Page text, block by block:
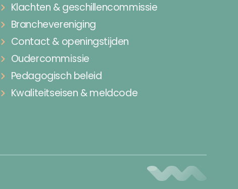
Klachten & geschillencommissie
Branchevereniging
Contact & openingstijden
Oudercommissie
Pedagogisch beleid
Kwaliteitseisen & meldcode